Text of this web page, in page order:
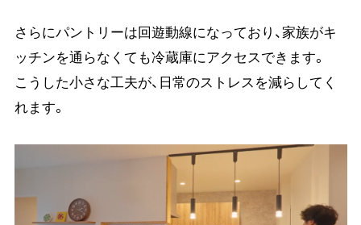
さらにパントリーは回遊動線になっており、家族がキ
ッチンを通らなくても冷蔵庫にアクセスできます。
こうした小さな工夫が、日常のストレスを減らしてく
れます。